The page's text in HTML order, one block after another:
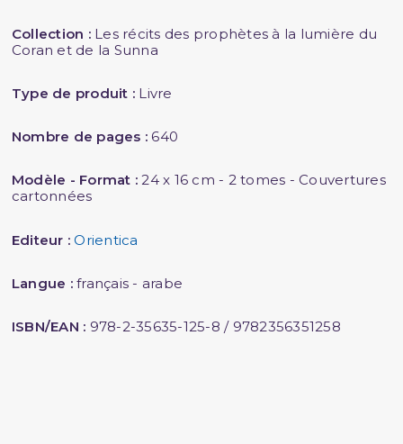
Collection :Les récits des prophètes à la lumière du
Coran et de la Sunna
Type de produit : Livre
Nombre de pages : 640
Modèle - Format : 24 x 16 cm - 2 tomes - Couvertures
cartonnées
Editeur : Orientica
Langue :français - arabe
ISBN/EAN : 978-2-35635-125-8 / 9782356351258